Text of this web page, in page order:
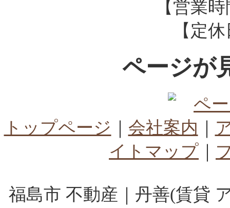
【営業
【定
ページが
ペ
トップページ
会社案内
イトマップ
福島市 不動産｜丹善(賃貸